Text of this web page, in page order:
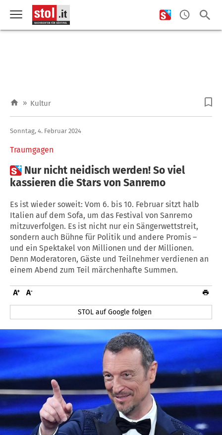
» Kultur
Traumgagen
Sonntag, 4. Februar 2024
 Nur nicht neidisch werden! So viel
kassieren die Stars von Sanremo
Es ist wieder soweit: Vom 6. bis 10. Februar sitzt halb
Italien auf dem Sofa, um das Festival von Sanremo
mitzuverfolgen. Es ist nicht nur ein Sängerwettstreit,
sondern auch Bühne für Politik und andere Promis –
und ein Spektakel von Millionen und der Millionen.
Denn Moderatoren, Gäste und Teilnehmer verdienen an
einem Abend zum Teil märchenhafte Summen.
STOL auf Google folgen